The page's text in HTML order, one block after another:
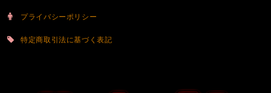
プライバシーポリシー
特定商取引法に基づく表記